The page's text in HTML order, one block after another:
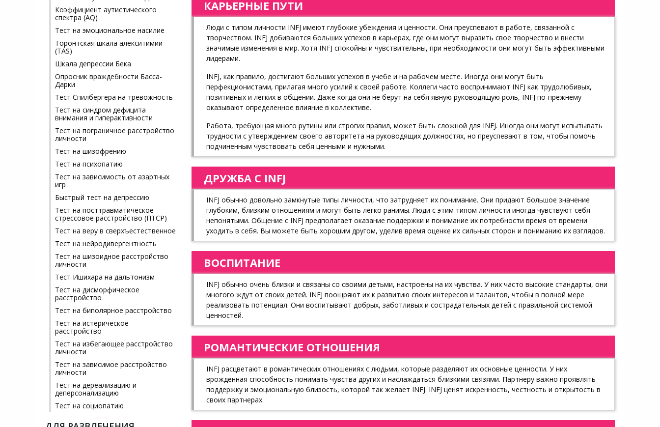
Коэффициент аутистического
спектра (AQ)
Тест на эмоциональное насилие
Торонтская шкала алекситимии
(TAS)
Шкала депрессии Бека
Опросник враждебности Басса-
Дарки
Тест Спилбергера на тревожность
Тест на синдром дефицита
внимания и гиперактивности
Тест на пограничное расстройство
личности
Тест на шизофрению
Тест на психопатию
Тест на зависимость от азартных
игр
Быстрый тест на депрессию
Тест на посттравматическое
стрессовое расстройство (ПТСР)
Тест на веру в сверхъестественное
Тест на нейродивергентность
Тест на шизоидное расстройство
личности
Тест Ишихара на дальтонизм
Тест на дисморфическое
расстройство
Тест на биполярное расстройство
Тест на истерическое
расстройство
Тест на избегающее расстройство
личности
Тест на зависимое расстройство
личности
Тест на дереализацию и
деперсонализацию
Тест на социопатию
КАРЬЕРНЫЕ ПУТИ
Люди с типом личности INFJ имеют глубокие убеждения и ценности. Они преуспевают в работе, связанной с
творчеством. INFJ добиваются больших успехов в карьерах, где они могут выразить свое творчество и внести
значимые изменения в мир. Хотя INFJ спокойны и чувствительны, при необходимости они могут быть эффективными
лидерами.
INFJ, как правило, достигают больших успехов в учебе и на рабочем месте. Иногда они могут быть
перфекционистами, прилагая много усилий к своей работе. Коллеги часто воспринимают INFJ как трудолюбивых,
позитивных и легких в общении. Даже когда они не берут на себя явную руководящую роль, INFJ по-прежнему
оказывают определенное влияние в коллективе.
Работа, требующая много рутины или строгих правил, может быть сложной для INFJ. Иногда они могут испытывать
трудности с утверждением своего авторитета на руководящих должностях, но преуспевают в том, чтобы помочь
подчиненным чувствовать себя ценными и нужными.
ДРУЖБА С INFJ
INFJ обычно довольно замкнутые типы личности, что затрудняет их понимание. Они придают большое значение
глубоким, близким отношениям и могут быть легко ранимы. Люди с этим типом личности иногда чувствуют себя
непонятыми. Общение с INFJ предполагает оказание поддержки и понимание их потребности время от времени
уходить в себя. Вы можете быть хорошим другом, уделив время оценке их сильных сторон и пониманию их взглядов.
ВОСПИТАНИЕ
INFJ обычно очень близки и связаны со своими детьми, настроены на их чувства. У них часто высокие стандарты, они
многого ждут от своих детей. INFJ поощряют их к развитию своих интересов и талантов, чтобы в полной мере
реализовать потенциал. Они воспитывают добрых, заботливых и сострадательных детей с правильной системой
ценностей.
РОМАНТИЧЕСКИЕ ОТНОШЕНИЯ
INFJ расцветают в романтических отношениях с людьми, которые разделяют их основные ценности. У них
врожденная способность понимать чувства других и наслаждаться близкими связями. Партнеру важно проявлять
поддержку и эмоциональную близость, которой так желает INFJ. INFJ ценят искренность, честность и открытость в
своих партнерах.